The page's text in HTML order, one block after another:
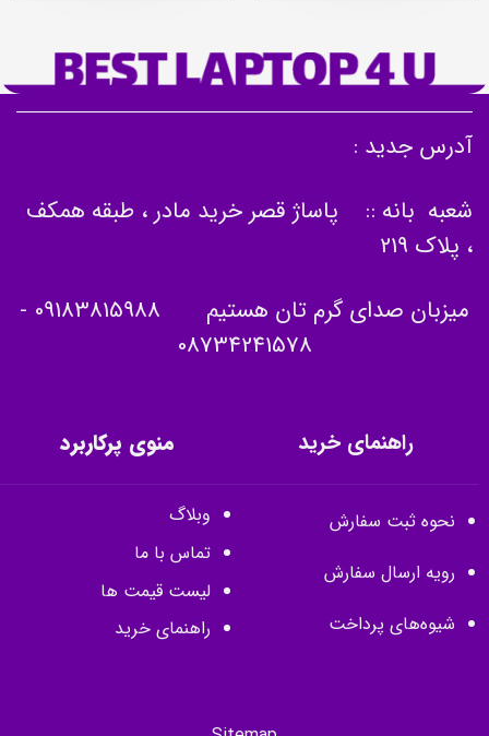
آدرس جدید :
شعبه بانه :: پاساژ قصر خرید مادر ، طبقه همکف
، پلاک 219
میزبان صدای گرم تان هستیم 09183815988
-
08734241578
راهنمای خرید
نحوه ثبت سفارش
رویه ارسال سفارش
شیوه‌های پرداخت
منوی پرکاربرد
وبلاگ
تماس با ما
لیست قیمت ها
راهنمای خرید